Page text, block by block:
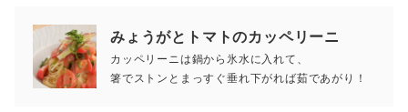
みょうがとトマトのカッペリーニ
カッペリーニは鍋から氷水に入れて、
箸でストンとまっすぐ垂れ下がれば茹であがり！